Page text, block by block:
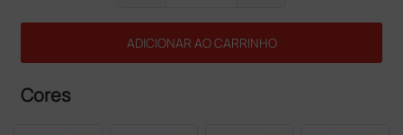
ADICIONAR AO CARRINHO
Cores